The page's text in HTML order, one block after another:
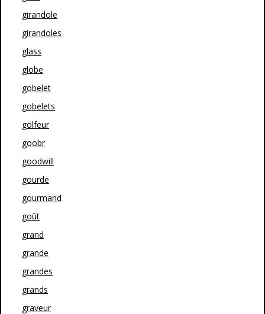
girandole
girandoles
glass
globe
gobelet
gobelets
golfeur
goobr
goodwill
gourde
gourmand
goût
grand
grande
grandes
grands
graveur